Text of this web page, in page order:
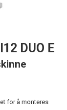
DUO E
for å monteres